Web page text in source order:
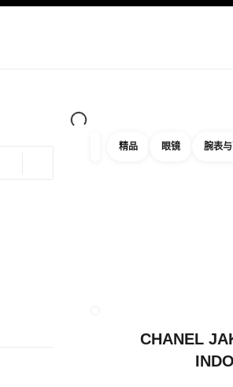
CHANEL
筛选条件
筛选结果依据：
精品 眼镜 腕表